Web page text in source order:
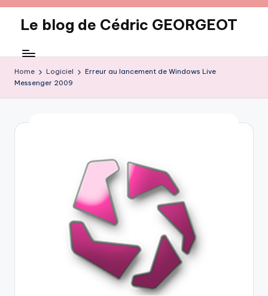
content
Le blog de Cédric GEORGEOT
Home Logiciel
Erreur au lancement de Windows Live
Messenger 2009